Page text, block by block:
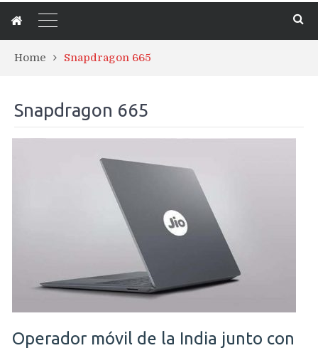
Home Snapdragon 665
Snapdragon 665
Operador móvil de la India junto con